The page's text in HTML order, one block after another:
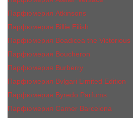
Парфюмерия Atkinsons
Парфюмерия Billie Eilish
Парфюмерия Boadicea the Victorious
Парфюмерия Boucheron
Парфюмерия Burberry
Парфюмерия Bvlgari Limited Edition
Парфюмерия Byredo Parfums
Парфюмерия Carner Barcelona